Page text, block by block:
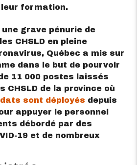
formation.
grave pénurie de
CHSLD en pleine
Québec a mis sur
dans le but de pourvoir
11 000 postes laissés
CHSLD de la province où
sont déployés depuis
appuyer le personnel
débordé par des
19 et de nombreux